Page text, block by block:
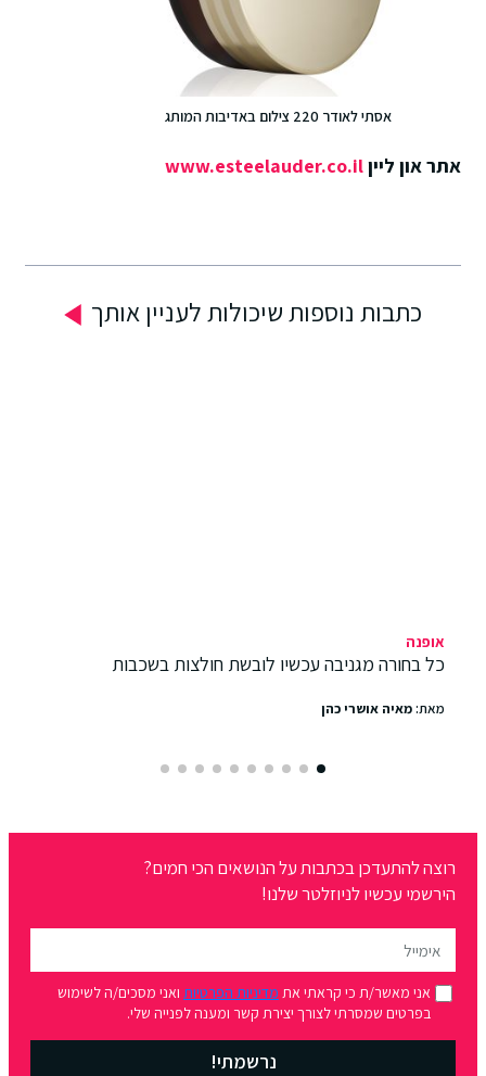
אסתי לאודר 220 צילום באדיבות המותג
אתר און לייןwww.esteelauder.co.il
כתבות נוספות שיכולות לעניין אותך
אופנה
כל בחורה מגניבה עכשיו לובשת חולצות בשכבות
מאת:מאיה אושרי כהן
רוצה להתעדכן בכתבות על הנושאים הכי חמים?
הירשמי עכשיו לניוזלטר שלנו!
אני מאשר/ת כי קראתי את מדיניות הפרטיות ואני מסכים/ה לשימוש
בפרטים שמסרתי לצורך יצירת קשר ומענה לפנייה שלי.
נרשמתי!